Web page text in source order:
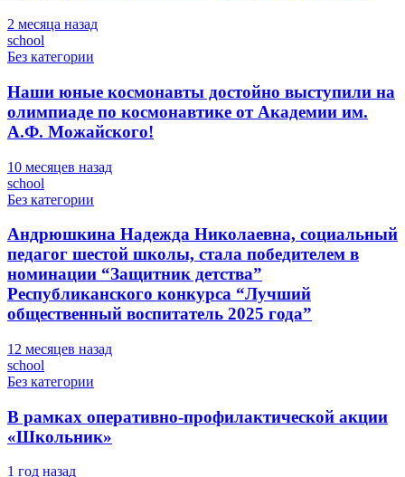
2 месяца назад
school
Без категории
Наши юные космонавты достойно выступили на
олимпиаде по космонавтике от Академии им.
А.Ф. Можайского!
10 месяцев назад
school
Без категории
Андрюшкина Надежда Николаевна, социальный
педагог шестой школы, стала победителем в
номинации “Защитник детства”
Республиканского конкурса “Лучший
общественный воспитатель 2025 года”
12 месяцев назад
school
Без категории
В рамках оперативно-профилактической акции
«Школьник»
1 год назад